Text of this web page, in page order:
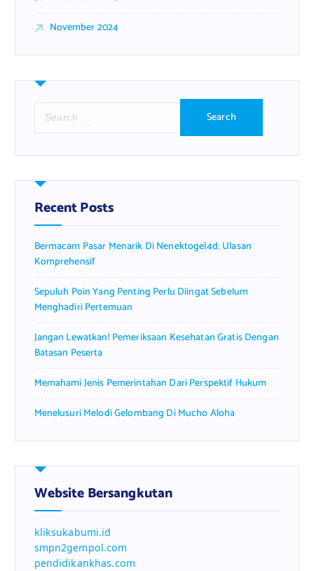
November 2024
r
h
f
o
:
Recent Posts
Bermacam Pasar Menarik Di Nenektogel4d: Ulasan
Komprehensif
Sepuluh Poin Yang Penting Perlu Diingat Sebelum
Menghadiri Pertemuan
Jangan Lewatkan! Pemeriksaan Kesehatan Gratis Dengan
Batasan Peserta
Memahami Jenis Pemerintahan Dari Perspektif Hukum
Menelusuri Melodi Gelombang Di Mucho Aloha
Website Bersangkutan
kliksukabumi.id
smpn2gempol.com
pendidikankhas.com